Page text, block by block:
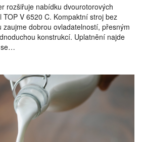
rozšiřuje nabídku dvourotorových
V 6520 C. Kompaktní stroj bez
zaujme dobrou ovladatelností, přesným
konstrukcí. Uplatnění najde
se…